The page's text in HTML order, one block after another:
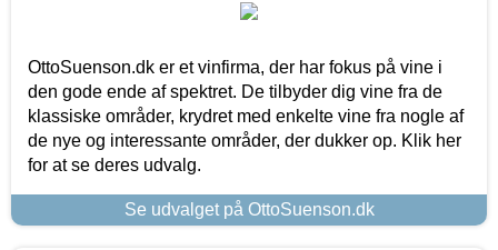
OttoSuenson.dk er et vinfirma, der har fokus på vine i
den gode ende af spektret. De tilbyder dig vine fra de
klassiske områder, krydret med enkelte vine fra nogle af
de nye og interessante områder, der dukker op. Klik her
for at se deres udvalg.
Se udvalget på OttoSuenson.dk